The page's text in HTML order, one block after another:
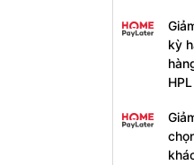
kỳ
HPL